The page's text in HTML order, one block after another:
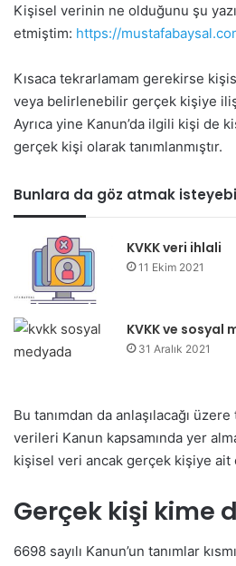
Kişisel verinin ne olduğunu şu
etmiştim: https://
Kısaca tekrarlamam gerekirse
veya belirlenebilir gerçek kişiye
Ayrıca yine Kanun’da ilgili kişi de
gerçek kişi olarak tanımlanmıştır.
Bunlara da göz atmak
KVKK veri ihlali
11 Ekim 2021
KVKK ve sosyal
31 Aralık 2021
Bu tanımdan da anlaşılacağı
verileri Kanun kapsamında yer
kişisel veri ancak gerçek kişiye ait
Gerçek kişi kime
6698 sayılı Kanun’un tanımlar